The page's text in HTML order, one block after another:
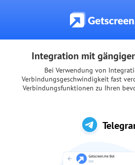
Integration mit
Bei Verwendung von
Verbindungsgeschwindigkeit fast
Verbindungsfunktionen zu Ihren